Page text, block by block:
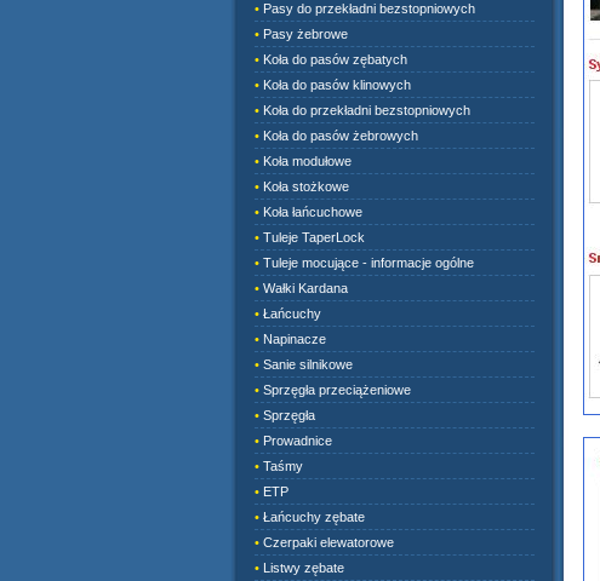
• Pasy do przekładni bezstopniowych
• Pasy żebrowe
• Koła do pasów zębatych
• Koła do pasów klinowych
• Koła do przekładni bezstopniowych
• Koła do pasów żebrowych
• Koła modułowe
• Koła stożkowe
• Koła łańcuchowe
• Tuleje TaperLock
• Tuleje mocujące - informacje ogólne
• Wałki Kardana
• Łańcuchy
• Napinacze
• Sanie silnikowe
• Sprzęgła przeciążeniowe
• Sprzęgła
• Prowadnice
• Taśmy
• ETP
• Łańcuchy zębate
• Czerpaki elewatorowe
• Listwy zębate